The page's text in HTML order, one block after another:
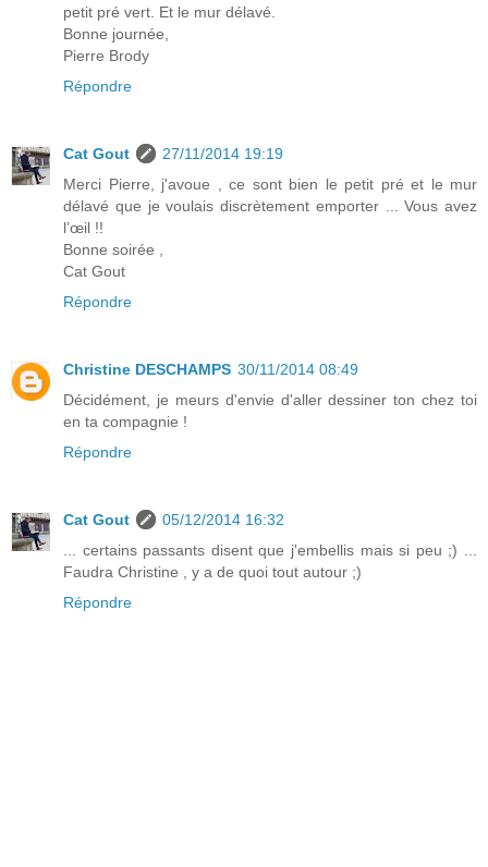
petit pré vert. Et le mur délavé.
Bonne journée,
Pierre Brody
Répondre
Cat Gout
27/11/2014 19:19
Merci Pierre, j'avoue , ce sont bien le petit pré et le mur
délavé que je voulais discrètement emporter ... Vous avez
l’œil !!
Bonne soirée ,
Cat Gout
Répondre
Christine DESCHAMPS 30/11/2014 08:49
Décidément, je meurs d'envie d'aller dessiner ton chez toi
en ta compagnie !
Répondre
Cat Gout
05/12/2014 16:32
... certains passants disent que j'embellis mais si peu ;) ...
Faudra Christine , y a de quoi tout autour ;)
Répondre